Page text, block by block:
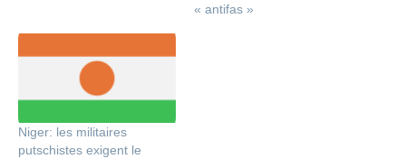
« antifas »
Niger: les militaires
putschistes exigent le